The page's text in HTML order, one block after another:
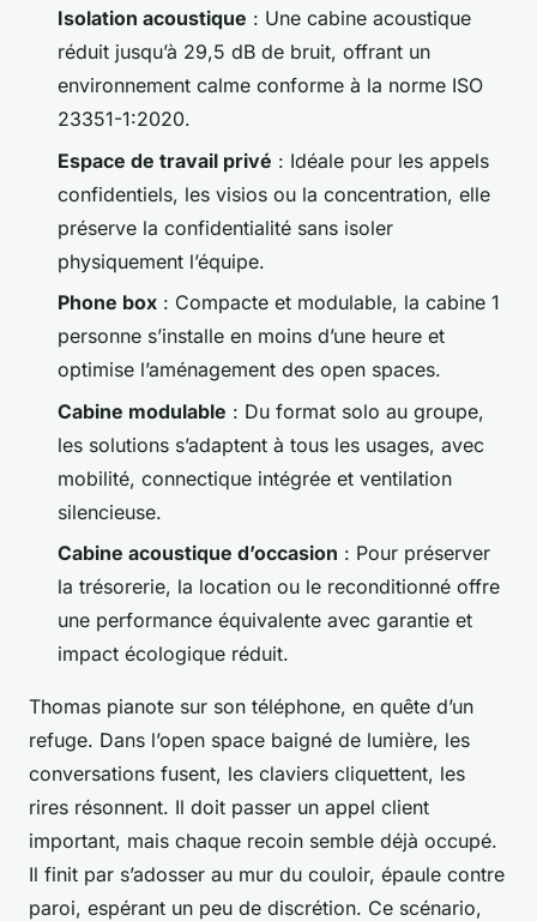
Isolation acoustique : Une cabine acoustique
réduit jusqu’à 29,5 dB de bruit, offrant un
environnement calme conforme à la norme ISO
23351-1:2020.
Espace de travail privé : Idéale pour les appels
confidentiels, les visios ou la concentration, elle
préserve la confidentialité sans isoler
physiquement l’équipe.
Phone box : Compacte et modulable, la cabine 1
personne s’installe en moins d’une heure et
optimise l’aménagement des open spaces.
Cabine modulable : Du format solo au groupe,
les solutions s’adaptent à tous les usages, avec
mobilité, connectique intégrée et ventilation
silencieuse.
Cabine acoustique d’occasion : Pour préserver
la trésorerie, la location ou le reconditionné offre
une performance équivalente avec garantie et
impact écologique réduit.
Thomas pianote sur son téléphone, en quête d’un
refuge. Dans l’open space baigné de lumière, les
conversations fusent, les claviers cliquettent, les
rires résonnent. Il doit passer un appel client
important, mais chaque recoin semble déjà occupé.
Il finit par s’adosser au mur du couloir, épaule contre
paroi, espérant un peu de discrétion. Ce scénario,